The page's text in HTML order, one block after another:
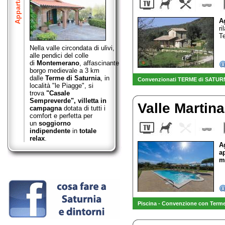
Nella valle circondata di ulivi,
alle pendici del colle
di Montemerano, affascinante
borgo medievale a 3 km
dalle Terme di Saturnia, in
località "le Piagge", si
trova "Casale
Sempreverde", villetta in
campagna dotata di tutti i
comfort e perfetta per
un soggiorno
indipendente in totale
relax.
Convenzionati TERME di
Valle
Piscina - Convenzione con